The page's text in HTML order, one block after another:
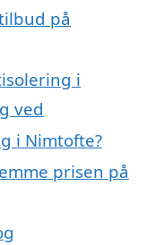
på
i
ved
i Nimtofte?
prisen på